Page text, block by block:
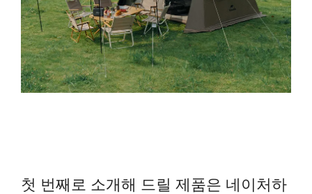
첫 번째로 소개해 드릴 제품은 네이처하